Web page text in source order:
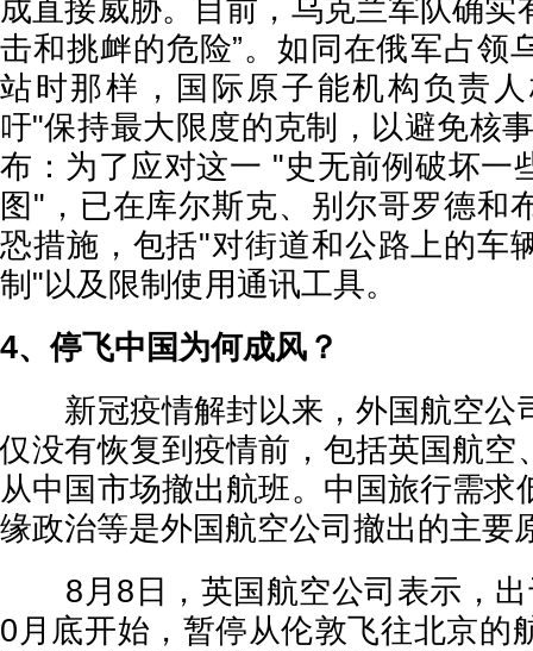
成直接威胁。目前，乌克兰军队确实
击和挑衅的危险”。如同在俄军占领
站时那样，国际原子能机构负责
吁"保持最大限度的克制，以避免核
布：为了应对这一 "史无前例破坏一
图"，已在库尔斯克、别尔哥罗德和
恐措施，包括"对街道和公路上的车
制"以及限制使用通讯工具。
4、停飞中国为何成风？
新冠疫情解封以来，外国航空公
仅没有恢复到疫情前，包括英国航空
从中国市场撤出航班。中国旅行需求
缘政治等是外国航空公司撤出的主要
8月8日，英国航空公司表示，出
0月底开始，暂停从伦敦飞往北京的